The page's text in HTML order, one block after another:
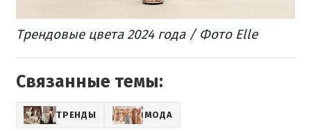
Трендовые цвета 2024 года / Фото Elle
Связанные темы:
ТРЕНДЫ МОДА